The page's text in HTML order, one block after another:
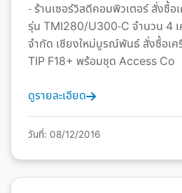
- ร้านเซอร์วิสดีคอมพิวเตอร์ สั่งซื้
รุ่น TMI280/U300-C จำนวน 4
จำกัด เชียงใหม่บูรณ์พันธ์ สั่งซื้อเ
TIP F18+ พร้อมชุด Access Co
ดูรายละเอียด
วันที่: 08/12/2016